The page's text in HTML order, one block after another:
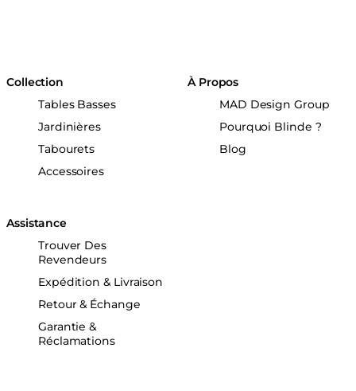
Collection
Tables Basses
Jardinières
Tabourets
Accessoires
À Propos
MAD Design Group
Pourquoi Blinde ?
Blog
Assistance
Trouver Des
Revendeurs
Expédition & Livraison
Retour & Échange
Garantie &
Réclamations